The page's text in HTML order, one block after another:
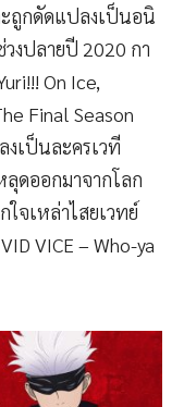
ถูกดัดแปลงเป็นอนิ
วงปลายปี 2020 กา
On Ice,
Final Season
เป็นละครเวที
ดออกมาจากโลก
จเหล่าไสยเวทย์
VICE – Who-ya